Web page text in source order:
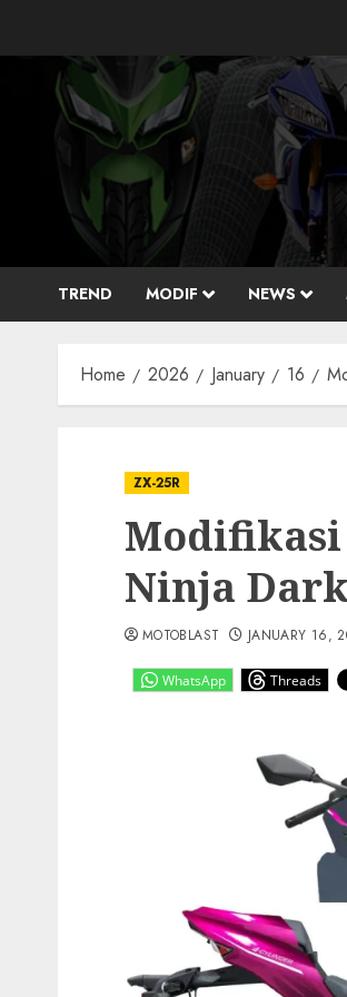
TREND MODIF NEWS
Home 2026 January 16
ZX-25R
Modifikasi
Ninja
WhatsApp Threads
MOTOBLAST JANUARY 16,